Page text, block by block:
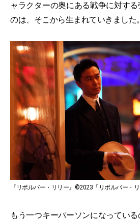
ャラクターの奥にある戦争に対す
のは、そこから生まれていきました。
『リボルバー・リリー』©2023「リボルバー・
もう一つキーパーソンになってい